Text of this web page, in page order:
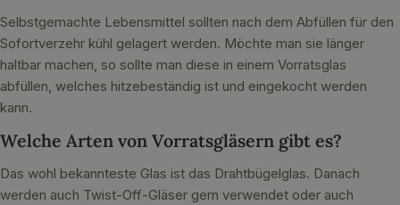
Selbstgemachte Lebensmittel sollten nach dem Abfüllen für den
Sofortverzehr kühl gelagert werden. Möchte man sie länger
haltbar machen, so sollte man diese in einem Vorratsglas
abfüllen, welches hitzebeständig ist und eingekocht werden
kann.
Welche Arten von Vorratsgläsern gibt es?
Das wohl bekannteste Glas ist das Drahtbügelglas. Danach
werden auch Twist-Off-Gläser gern verwendet oder auch